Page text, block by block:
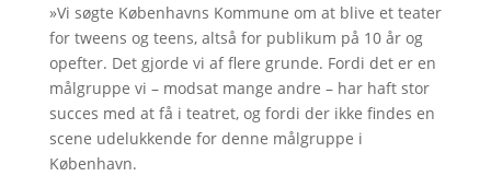
»Vi søgte Københavns Kommune om at blive et teater
for tweens og teens, altså for publikum på 10 år og
opefter. Det gjorde vi af flere grunde. Fordi det er en
målgruppe vi – modsat mange andre – har haft stor
succes med at få i teatret, og fordi der ikke findes en
scene udelukkende for denne målgruppe i
København.